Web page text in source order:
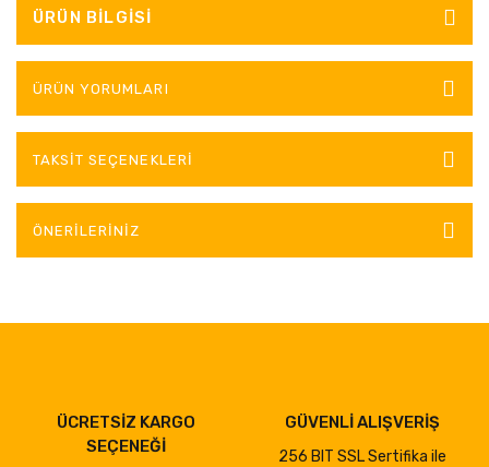
ÜRÜN BILGISI
ÜRÜN YORUMLARI
TAKSIT SEÇENEKLERI
ÖNERILERINIZ
ÜCRETSİZ KARGO
SEÇENEĞİ
GÜVENLİ ALIŞVERİŞ
256 BIT SSL Sertifika ile